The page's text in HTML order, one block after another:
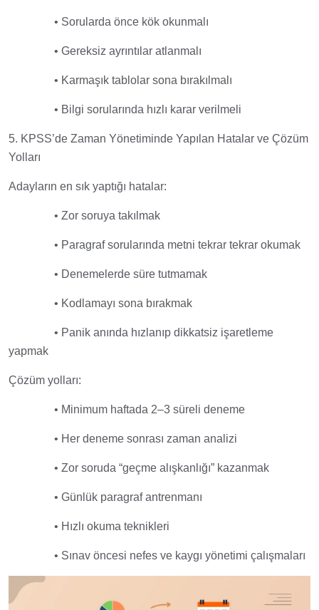
• Sorularda önce kök okunmalı
• Gereksiz ayrıntılar atlanmalı
• Karmaşık tablolar sona bırakılmalı
• Bilgi sorularında hızlı karar verilmeli
5. KPSS’de Zaman Yönetiminde Yapılan Hatalar ve Çözüm
Yolları
Adayların en sık yaptığı hatalar:
• Zor soruya takılmak
• Paragraf sorularında metni tekrar tekrar okumak
• Denemelerde süre tutmamak
• Kodlamayı sona bırakmak
• Panik anında hızlanıp dikkatsiz işaretleme
yapmak
Çözüm yolları:
• Minimum haftada 2–3 süreli deneme
• Her deneme sonrası zaman analizi
• Zor soruda “geçme alışkanlığı” kazanmak
• Günlük paragraf antrenmanı
• Hızlı okuma teknikleri
• Sınav öncesi nefes ve kaygı yönetimi çalışmaları